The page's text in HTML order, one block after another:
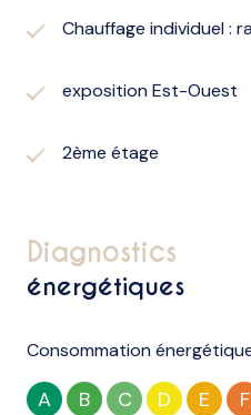
Chauffage individuel :
exposition Est-Ouest
2ème étage
diagnostics
énergétiques
Consommation
A B C D E F